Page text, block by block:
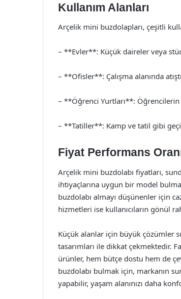
Kullanım Alanları
Arçelik mini buzdolapları, çeşitli
– **Evler**: Küçük daireler veya
– **Ofisler**: Çalışma alanında
– **Öğrenci Yurtları**:
– **Tatiller**: Kamp ve tatil gibi
Fiyat Performans
Arçelik mini buzdolabı fiyatları,
ihtiyaçlarına uygun bir model
buzdolabı almayı düşünenler için
hizmetleri ise kullanıcıların gönül
Küçük alanlar için büyük çözümler
tasarımları ile dikkat çekmektedir.
ürünler, hem bütçe dostu hem de
buzdolabı bulmak için, markanın
yapabilir, yaşam alanınızı daha